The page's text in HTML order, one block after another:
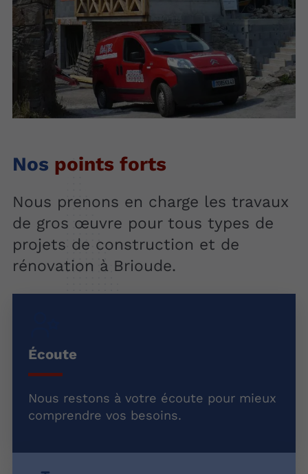
Nos points forts
Nous prenons en charge les travaux
de gros œuvre pour tous types de
projets de construction et de
rénovation à Brioude.
Écoute
Nous restons à votre écoute pour mieux
comprendre vos besoins.